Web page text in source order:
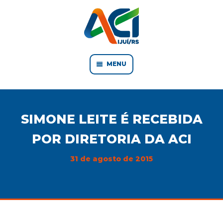
MENU
SIMONE LEITE É RECEBIDA
POR DIRETORIA DA ACI
31 de agosto de 2015